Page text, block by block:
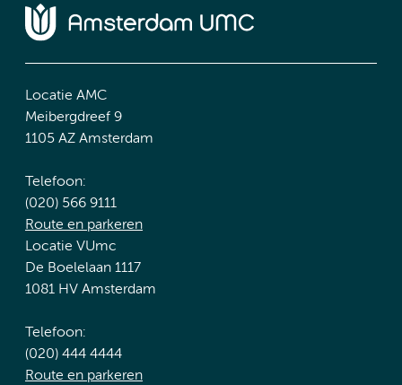
Locatie AMC
Meibergdreef 9
1105 AZ Amsterdam
Telefoon:
(020) 566 9111
Route en parkeren
Locatie VUmc
De Boelelaan 1117
1081 HV Amsterdam
Telefoon:
(020) 444 4444
Route en parkeren